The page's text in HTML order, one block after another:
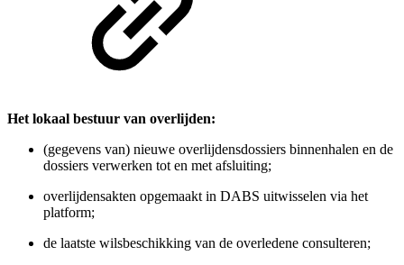
Het lokaal bestuur van overlijden:
(gegevens van) nieuwe overlijdensdossiers binnenhalen en de
dossiers verwerken tot en met afsluiting;
overlijdensakten opgemaakt in DABS uitwisselen via het
platform;
de laatste wilsbeschikking van de overledene consulteren;